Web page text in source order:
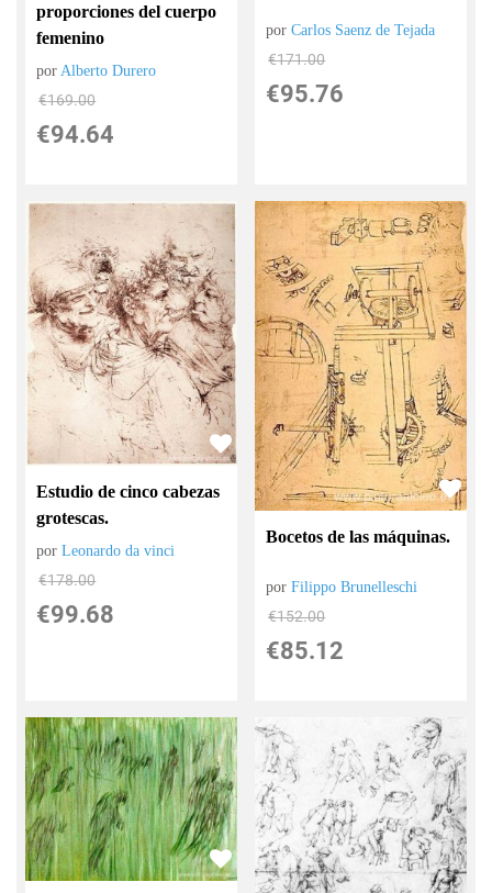
proporciones del cuerpo
femenino
por Alberto Durero
€169.00
€94.64
porCarlos Saenz de Tejada
€171.00
€95.76
Estudio de cinco cabezas
grotescas.
porLeonardo da vinci
€178.00
€99.68
Bocetos de las máquinas.
porFilippo Brunelleschi
€152.00
€85.12